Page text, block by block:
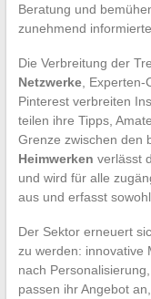
Beratung und
zunehmend
Die Verbreitung der
Netzwerke, Experten-
Pinterest verbreiten
teilen ihre Tipps,
Grenze zwischen den
Heimwerken verlässt
und wird für alle
aus und erfasst
Der Sektor erneuert
zu werden: innovative
nach
passen ihr Angebot